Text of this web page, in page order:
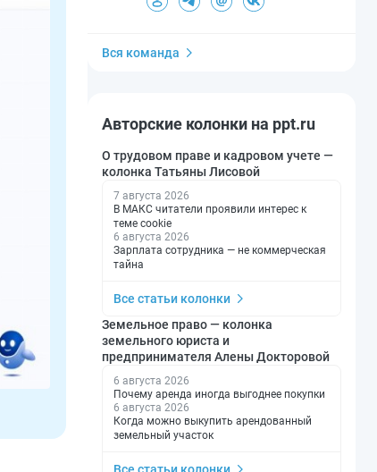
Вся команда
Авторские колонки на ppt.ru
О трудовом праве и кадровом учете —
колонка Татьяны Лисовой
7 августа 2026
В МАКС читатели проявили интерес к
теме cookie
6 августа 2026
Зарплата сотрудника — не коммерческая
тайна
Все статьи колонки
Земельное право — колонка
земельного юриста и
предпринимателя Алены Докторовой
6 августа 2026
Почему аренда иногда выгоднее покупки
6 августа 2026
Когда можно выкупить арендованный
земельный участок